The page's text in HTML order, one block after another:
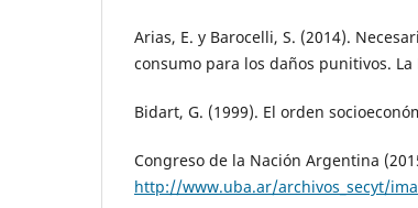
Arias, E. y Barocelli, S. (2014).
consumo para los daños punitivos. La
Bidart, G. (1999). El orden
Congreso de la Nación Argentina
http://www.uba.ar/archivos_secyt/